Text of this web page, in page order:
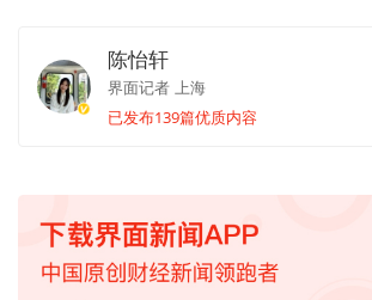
陈怡轩
界面记者 上海
已发布139篇优质内容